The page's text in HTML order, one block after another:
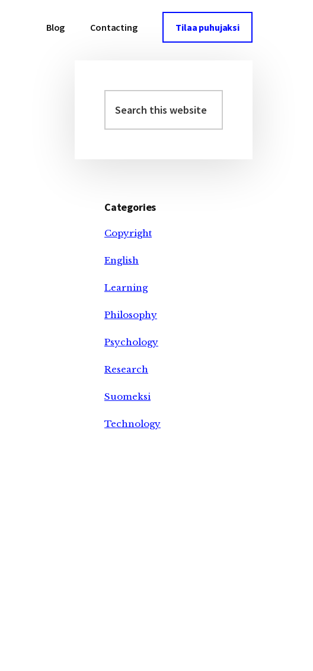
Blog Contacting Tilaa puhujaksi
Primary
Sidebar
this
website
Categories
Copyright
English
Learning
Philosophy
Psychology
Research
Suomeksi
Technology